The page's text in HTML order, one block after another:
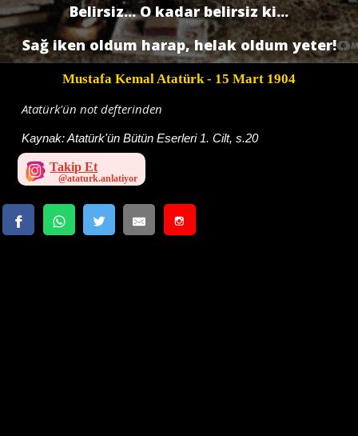
Belirsiz... O kadar belirsiz ki...
Sağ iken oldum harap, helak oldum yeter!
Mustafa Kemal Atatürk- 15 Mart 1904
Atatürk'ün not defterinden
Kaynak:Atatürk'ün Bütün Eserleri 1. Cilt, s.20
Takip Et